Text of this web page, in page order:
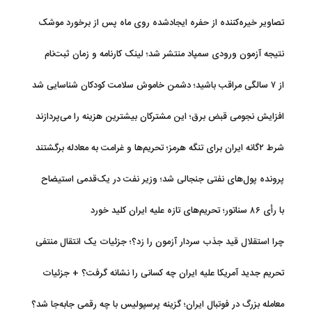
تصاویر خیره‌کننده از حفره ایجادشده روی ماه پس از برخورد موشک
نتیجه آزمون ورودی سمپاد منتشر شد؛ لینک کارنامه و زمان ثبت‌نام
از ۷ سالگی مراقب باشید؛ دشمن خاموش سلامت کودکان شناسایی شد
افزایش نجومی قبض برق؛ این مشترکان بیشترین هزینه را می‌پردازند
شرط ۲گانه ایران برای تنگه هرمز؛ تحریم‌ها و غرامت به معادله برگشتند
پرونده پول‌های نفتی جنجالی شد؛ وزیر نفت در یک‌قدمی استیضاح
با رأی ۸۶ سناتور؛ تحریم‌های تازه علیه ایران کلید خورد
چرا استقلال قید جذب سردار آزمون را زد؟؛ جزئیات یک انتقال منتفی
تحریم جدید آمریکا علیه ایران چه کسانی را نشانه گرفت؟ + جزئیات
معامله بزرگ در فوتبال ایران؛ گزینه پرسپولیس با چه رقمی جابه‌جا شد؟